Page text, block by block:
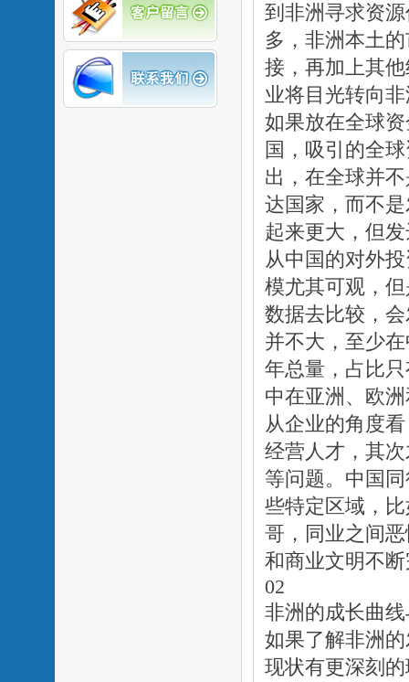
到非洲寻求资
多，非洲本土
接，再加上其
业将目光转向
如果放在全球
国，吸引的全
出，在全球并
达国家，而不
起来更大，但
从中国的对外
模尤其可观，
数据去比较，
并不大，至少
年总量，占比
中在亚洲、欧
从企业的角度
经营人才，其
等问题。中国
些特定区域，
哥，同业之间
和商业文明不
02
非洲的成长曲
如果了解非洲
现状有更深刻